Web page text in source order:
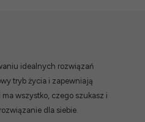
idealnych rozwiązań
tryb życia i zapewniają
wszystko, czego szukasz i
dla siebie.